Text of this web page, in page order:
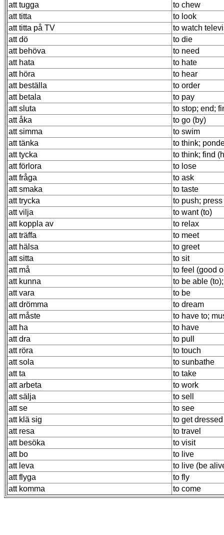
att tugga
to chew
att titta
to look
att titta på TV
to watch
att dö
to die
att behöva
to need
att hata
to hate
att höra
to hear
att beställa
to order
att betala
to pay
att sluta
to stop; end;
att åka
to go (by)
att simma
to swim
att tänka
to think;
att tycka
to think; find
att förlora
to lose
att fråga
to ask
att smaka
to taste
att trycka
to push; press
att vilja
to want (to)
att koppla av
to relax
att träffa
to meet
att hälsa
to greet
att sitta
to sit
att må
to feel (good
att kunna
to be able
att vara
to be
att drömma
to dream
att måste
to have to;
att ha
to have
att dra
to pull
att röra
to touch
att sola
to sunbathe
att ta
to take
att arbeta
to work
att sälja
to sell
att se
to see
att klä sig
to get dressed
att resa
to travel
att besöka
to visit
att bo
to live
att leva
to live (be
att flyga
to fly
att komma
to come